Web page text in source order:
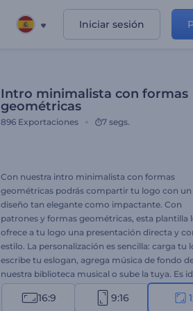
Iniciar sesión
Intro minimalista con formas
geométricas
896 Exportaciones 7 segs.
Con nuestra intro minimalista con formas
geométricas podrás compartir tu logo con un
diseño tan elegante como impactante. Con
patrones y formas geométricas, esta plantilla
ofrece a tu logo una presentación directa y
estilo. La personalización es sencilla: carga tu
escribe tu eslogan, agrega música de fondo
nuestra biblioteca musical o sube la tuya. Es
para promociones de productos o servicios,
introducciones y outros de canales,
16:9 9:16